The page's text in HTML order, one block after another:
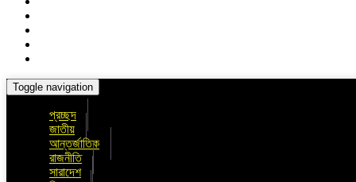
Toggle navigation
প্রচ্ছদ
জাতীয়
আন্তর্জাতিক
রাজনীতি
সারাদেশ